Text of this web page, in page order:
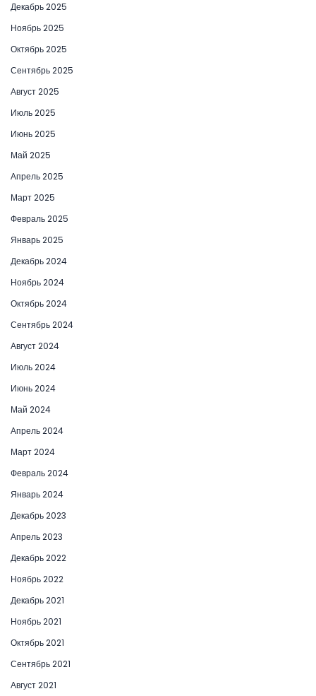
Декабрь 2025
Ноябрь 2025
Октябрь 2025
Сентябрь 2025
Август 2025
Июль 2025
Июнь 2025
Май 2025
Апрель 2025
Март 2025
Февраль 2025
Январь 2025
Декабрь 2024
Ноябрь 2024
Октябрь 2024
Сентябрь 2024
Август 2024
Июль 2024
Июнь 2024
Май 2024
Апрель 2024
Март 2024
Февраль 2024
Январь 2024
Декабрь 2023
Апрель 2023
Декабрь 2022
Ноябрь 2022
Декабрь 2021
Ноябрь 2021
Октябрь 2021
Сентябрь 2021
Август 2021